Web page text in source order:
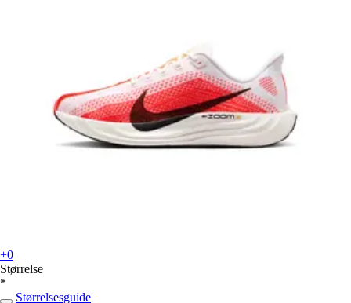
+0
Størrelse
*
Størrelsesguide